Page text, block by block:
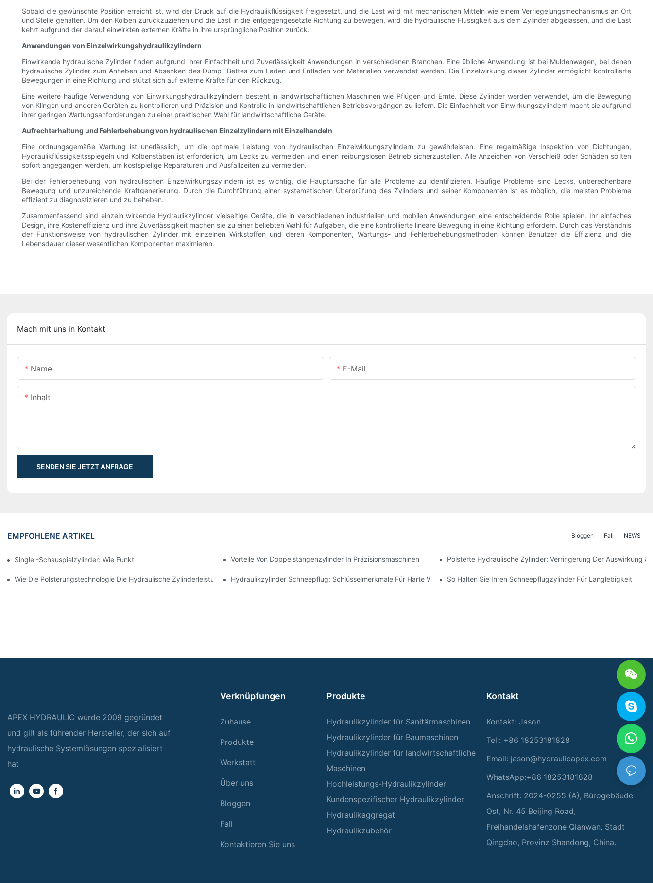
Sobald die gewünschte Position erreicht ist, wird der Druck auf die Hydraulikflüssigkeit freigesetzt, und die Last wird mit mechanischen Mitteln wie einem Verriegelungsmechanismus an Ort
und Stelle gehalten. Um den Kolben zurückzuziehen und die Last in die entgegengesetzte Richtung zu bewegen, wird die hydraulische Flüssigkeit aus dem Zylinder abgelassen, und die Last
kehrt aufgrund der darauf einwirkten externen Kräfte in ihre ursprüngliche Position zurück.
Anwendungen von Einzelwirkungshydraulikzylindern
Einwirkende hydraulische Zylinder finden aufgrund ihrer Einfachheit und Zuverlässigkeit Anwendungen in verschiedenen Branchen. Eine übliche Anwendung ist bei Muldenwagen, bei denen
hydraulische Zylinder zum Anheben und Absenken des Dump -Bettes zum Laden und Entladen von Materialien verwendet werden. Die Einzelwirkung dieser Zylinder ermöglicht kontrollierte
Bewegungen in eine Richtung und stützt sich auf externe Kräfte für den Rückzug.
Eine weitere häufige Verwendung von Einwirkungshydraulikzylindern besteht in landwirtschaftlichen Maschinen wie Pflügen und Ernte. Diese Zylinder werden verwendet, um die Bewegung
von Klingen und anderen Geräten zu kontrollieren und Präzision und Kontrolle in landwirtschaftlichen Betriebsvorgängen zu liefern. Die Einfachheit von Einwirkungszylindern macht sie aufgrund
ihrer geringen Wartungsanforderungen zu einer praktischen Wahl für landwirtschaftliche Geräte.
Aufrechterhaltung und Fehlerbehebung von hydraulischen Einzelzylindern mit Einzelhandeln
Eine ordnungsgemäße Wartung ist unerlässlich, um die optimale Leistung von hydraulischen Einzelwirkungszylindern zu gewährleisten. Eine regelmäßige Inspektion von Dichtungen,
Hydraulikflüssigkeitsspiegeln und Kolbenstäben ist erforderlich, um Lecks zu vermeiden und einen reibungslosen Betrieb sicherzustellen. Alle Anzeichen von Verschleiß oder Schäden sollten
sofort angegangen werden, um kostspielige Reparaturen und Ausfallzeiten zu vermeiden.
Bei der Fehlerbehebung von hydraulischen Einzelwirkungszylindern ist es wichtig, die Hauptursache für alle Probleme zu identifizieren. Häufige Probleme sind Lecks, unberechenbare
Bewegung und unzureichende Kraftgenerierung. Durch die Durchführung einer systematischen Überprüfung des Zylinders und seiner Komponenten ist es möglich, die meisten Probleme
effizient zu diagnostizieren und zu beheben.
Zusammenfassend sind einzeln wirkende Hydraulikzylinder vielseitige Geräte, die in verschiedenen industriellen und mobilen Anwendungen eine entscheidende Rolle spielen. Ihr einfaches
Design, ihre Kosteneffizienz und ihre Zuverlässigkeit machen sie zu einer beliebten Wahl für Aufgaben, die eine kontrollierte lineare Bewegung in eine Richtung erfordern. Durch das Verständnis
der Funktionsweise von hydraulischen Zylinder mit einzelnen Wirkstoffen und deren Komponenten, Wartungs- und Fehlerbehebungsmethoden können Benutzer die Effizienz und die
Lebensdauer dieser wesentlichen Komponenten maximieren.
Mach mit uns in Kontakt
Name E-Mail
Inhalt
SENDEN SIE JETZT ANFRAGE
EMPFOHLENE ARTIKEL NEWS
Fall
Bloggen
Single -Schauspielzylinder: Wie Funktioniert Es & Gemeinsame AnwendungenVorteile Von Doppelstangenzylinder In Präzisionsmaschinen Polsterte Hydraulische Zylinder: Verringerung Der Auswirkung &
Wie Die Polsterungstechnologie Die Hydraulische Zylinderleistung VerbessertHydraulikzylinder Schneepflug: Schlüsselmerkmale Für Harte WinterbedingungenSo Halten Sie Ihren Schneepflugzylinder Für Langlebigkeit
APEX HYDRAULIC wurde 2009 gegründet
und gilt als führender Hersteller, der sich auf
hydraulische Systemlösungen spezialisiert
hat
Verknüpfungen
Zuhause
Produkte
Werkstatt
Über uns
Bloggen
Fall
Kontaktieren Sie uns
Produkte
Hydraulikzylinder für Sanitärmaschinen
Hydraulikzylinder für Baumaschinen
Hydraulikzylinder für landwirtschaftliche
Maschinen
Hochleistungs-Hydraulikzylinder
Kundenspezifischer Hydraulikzylinder
Hydraulikaggregat
Hydraulikzubehör
Kontakt
Kontakt: Jason
Tel.: +86 18253181828
Email: jason@hydraulicapex.com
WhatsApp:+86 18253181828
Anschrift: 2024-0255 (A), Bürogebäude
Ost, Nr. 45 Beijing Road,
Freihandelshafenzone Qianwan, Stadt
Qingdao, Provinz Shandong, China.